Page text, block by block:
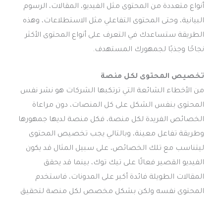
أنواع متعددة من المحتوى مثل الفيديو، المقالات، الرسوم
البيانية، وحتى المحتوى التفاعلي مثل الاستطلاعات، وهذه
الطريقة ستساعدك في التعرف على أنواع المحتوى الأكثر
نجاحًا وجذبًا لجمهورك المستهدف.
تخصيص المحتوى لكل منصة
من الأخطاء الشائعة التي ترتكبها الشركات هو نشر نفس
المحتوى بنفس الشكل على كل المنصات، دون مراعاة
الخصائص الفريدة لكل منصة، فكل منصة لديها جمهورها
وطريقة تفاعل معينة، وبالتالي يجب تخصيص المحتوى
ليتناسب مع تلك الخصائص، على سبيل المثال قد يكون
الفيديو القصير فعالًا على تيك توك، بينما قد يحقق
المقالات الطويلة فائدة أكبر على المدونات، فاستخدم
المحتوى نفسه ولكن بشكل مخصص لكل منصة لتحقيق